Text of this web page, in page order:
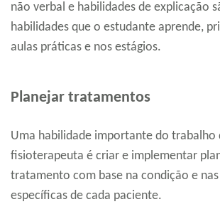
não verbal e habilidades de explicação
habilidades que o estudante aprende,
aulas práticas e nos estágios.
Planejar tratamentos
Uma habilidade importante do trabalho
fisioterapeuta é criar e implementar
tratamento com base na condição e nas
específicas de cada paciente.